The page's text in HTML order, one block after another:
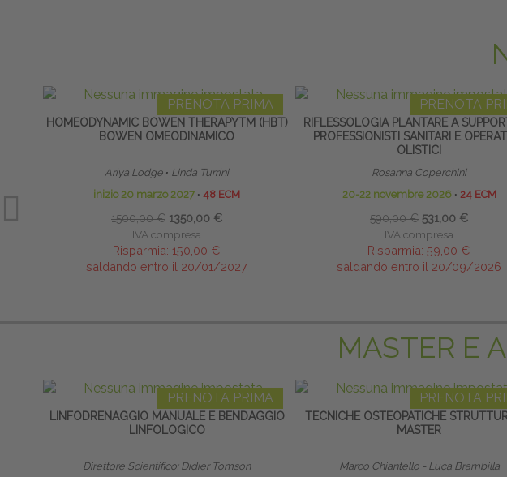
PRENOTA PRIMA
HOMEODYNAMIC BOWEN THERAPYTM (HBT)
BOWEN OMEODINAMICO
Ariya Lodge ∙ Linda Turrini
inizio 20 marzo 2027 ∙ 48 ECM
1500,00 € 1350,00 €
IVA compresa
Risparmia: 150,00 €
saldando entro il 20/01/2027
PRENOTA
RIFLESSOLOGIA PLANTARE A
PROFESSIONISTI SANITARI E
OLISTICI
Rosanna Coperchini
20-22 novembre 2026∙ 24 ECM
590,00 € 531,00 €
IVA compresa
Risparmia: 59,00 €
saldando entro il 20/09/2026
MASTER E
PRENOTA PRIMA
LINFODRENAGGIO MANUALE E BENDAGGIO
LINFOLOGICO
Direttore Scientifico: Didier Tomson
PRENOTA
TECNICHE OSTEOPATICHE
MASTER
Marco Chiantello - Luca Brambilla